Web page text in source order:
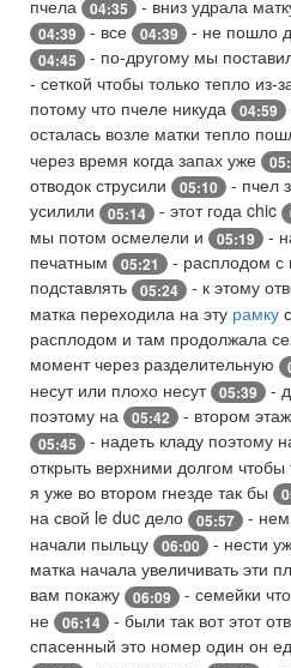
пчела
04:35 - вниз удрала
04:39 - все 04:39 - не пошло
04:45 - по-другому мы
- сеткой чтобы только тепло из-
потому что пчеле никуда
04:59
осталась возле матки тепло
через время когда запах уже
отводок струсили
05:10
- пчел
усилили
05:14 - этот года chic
мы потом осмелели и
05:19 -
печатным
05:21
- расплодом с
подставлять
05:24 - к этому
матка переходила на эту рамку
расплодом и там продолжала
момент через разделительную
несут или плохо несут 05:39
-
поэтому на
05:42 - втором
05:45 - надеть кладу поэтому
открыть верхними долгом
я уже во втором гнезде так бы
на свой le duc дело
05:57
-
начали пыльцу
06:00 - нести
матка начала увеличивать эти
вам покажу
06:09
- семейки
не
06:14 - были так вот этот
спасенный это номер один он